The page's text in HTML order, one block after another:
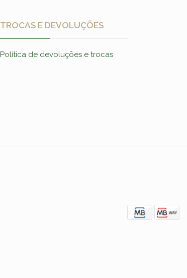
TROCAS E DEVOLUÇÕES
Política de devoluções e trocas